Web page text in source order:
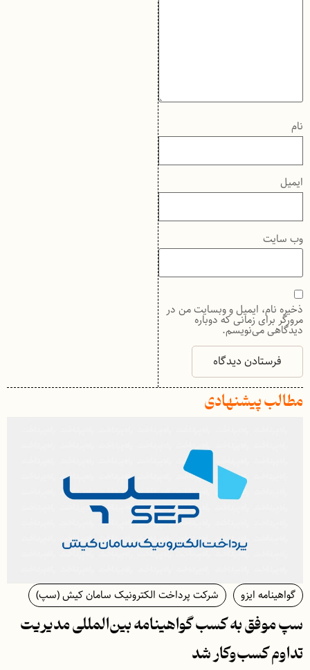
نام
ایمیل
وب‌ سایت
ذخیره نام، ایمیل و وبسایت من در
مرورگر برای زمانی که دوباره
دیدگاهی می‌نویسم.
مطالب پیشنهادی
گواهینامه ایزو شرکت پرداخت الکترونیک سامان کیش (سپ)
سپ موفق به کسب گواهینامه بین‌المللی مدیریت
تداوم کسب‌و‌کار شد